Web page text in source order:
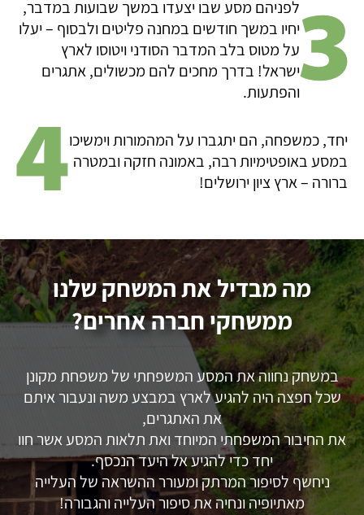
לפניהם מסע שבו יצעדו במשך שבועות במדבר,
יחיו במשך חודשים במחנה פליטים ולבסוף – יעלו
על מטוס בלב המדבר הסודני ויטוסו לארץ
ישראל! בדרך מחכים להם מכשולים, אתגרים
והפתעות.
יחד, כמשפחה, הם יתגברו על המהמורות וימשיכו
במסע באופטימיות רבה, באמונה חזקה ובמטרה
ברורה – ארץ ציון ירושלים!
מה מבדיל את המשחק שלנו
ממשחקי חברה אחרים?
במשחק נחווה את המסע המשפחתי של משפחת מקונן
שכל חפצה היה להגיע לארץ במבצע משה ונעבור איתם
את האתגרים,
את החיבור המשפחתי המיוחד ואת תלאות המסע אשר חוו
יחד כדי להגיע אל היעד הנכסף.
ניחשף לסיפור המרתק ומעורר ההשראה של העלייה
מאתיופיה ונחיה את סיפור העלייה והגבורה!